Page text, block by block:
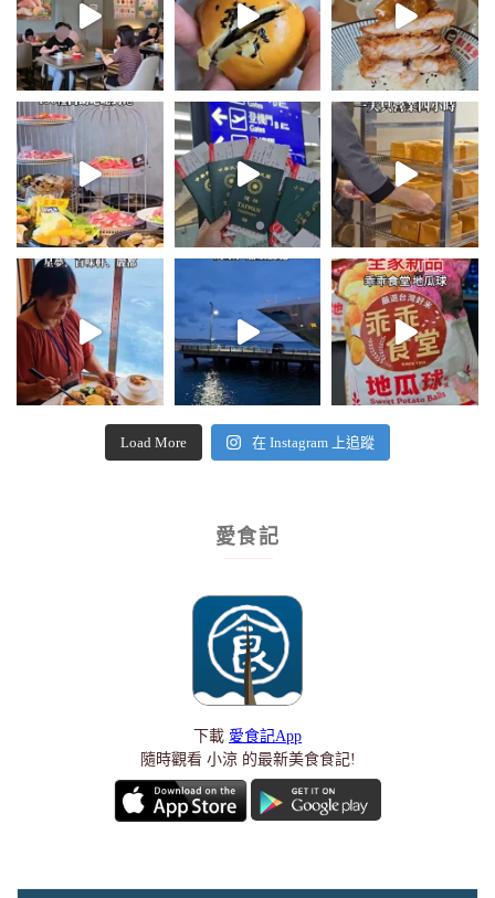
Load More 在 Instagram 上追蹤
愛食記
下載 愛食記App
隨時觀看 小涼 的最新美食食記!